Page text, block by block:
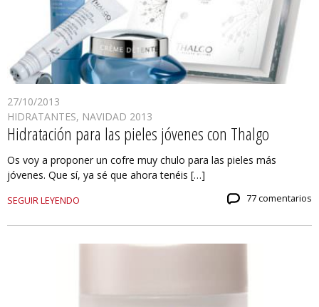
27/10/2013
HIDRATANTES, NAVIDAD 2013
Hidratación para las pieles jóvenes con Thalgo
Os voy a proponer un cofre muy chulo para las pieles más
jóvenes. Que sí, ya sé que ahora tenéis […]
SEGUIR LEYENDO 77 comentarios